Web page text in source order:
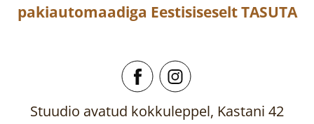
pakiautomaadiga EestisiseseltTASUTA
Stuudio avatud kokkuleppel, Kastani 42